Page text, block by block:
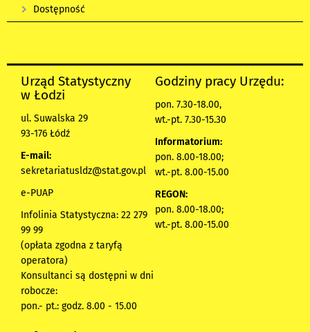
Dostępność
Urząd Statystyczny
w Łodzi
ul. Suwalska 29
93-176 Łódź
E-mail:
sekretariatusldz@stat.gov.pl
e-PUAP
Infolinia Statystyczna: 22 279
99 99
(opłata zgodna z taryfą
operatora)
Konsultanci są dostępni w dni
robocze:
pon.- pt.: godz. 8.00 - 15.00
Godziny pracy Urzędu:
pon. 7.30-18.00,
wt.-pt. 7.30-15.30
Informatorium:
pon. 8.00-18.00;
wt.-pt. 8.00-15.00
REGON:
pon. 8.00-18.00;
wt.-pt. 8.00-15.00